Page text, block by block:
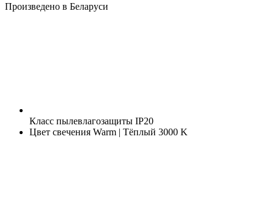
Произведено в Беларуси
Класс пылевлагозащиты IP20
Цвет свечения Warm | Тёплый 3000 K